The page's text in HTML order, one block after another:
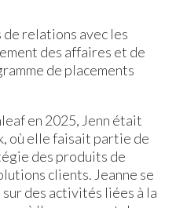
relations avec les
des affaires et de
de placements
en 2025, Jenn était
où elle faisait partie de
des produits de
clients. Jeanne se
des activités liées à la